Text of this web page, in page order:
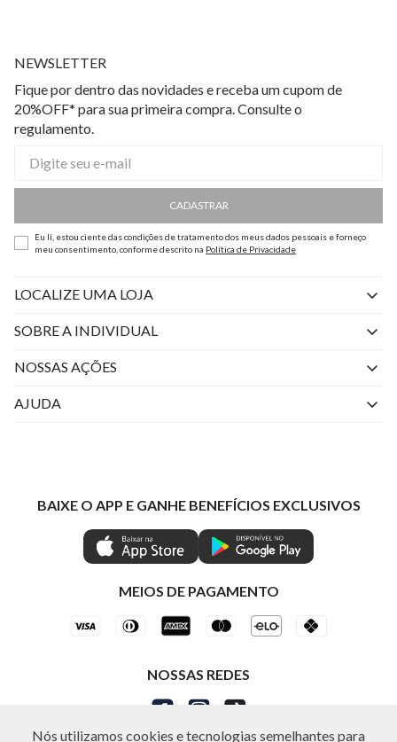
Nós utilizamos cookies e tecnologias semelhantes para
NEWSLETTER
Fique por dentro das novidades e receba um cupom de
20%OFF* para sua primeira compra. Consulte o
regulamento.
CADASTRAR
Eu li, estou ciente das condições de tratamento dos meus dados pessoais e forneço
meu consentimento, conforme descrito na Política de Privacidade
LOCALIZE UMA LOJA
SOBRE A INDIVIDUAL
Quem Somos
Painel de Privacidade
Gestão de Preferências
NOSSAS AÇÕES
Livelo
IND CASHBACK
AJUDA
Trocas e Devoluções
Regulamentos
Seja Um Revendedor
Shop by WhatsApp Individual
BAIXE O APP E GANHE BENEFÍCIOS EXCLUSIVOS
MEIOS DE PAGAMENTO
NOSSAS REDES